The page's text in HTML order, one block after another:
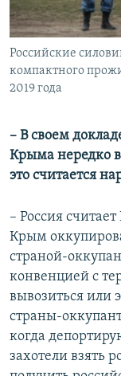
Российские
компактного
2019 года
– В своем
Крыма нередко
это считается
– Россия
Крым
страной-
конвенцией с
вывозиться или
страны-
когда
захотели взять